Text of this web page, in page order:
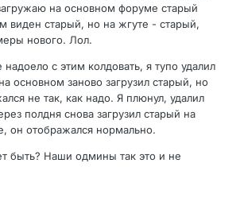
на основном форуме старый
виден старый, но на жгуте - старый,
нового. Лол.
с этим колдовать, я тупо удалил
основном заново загрузил старый, но
не так, как надо. Я плюнул, удалил
полдня снова загрузил старый на
он отображался нормально.
быть? Наши одмины так это и не